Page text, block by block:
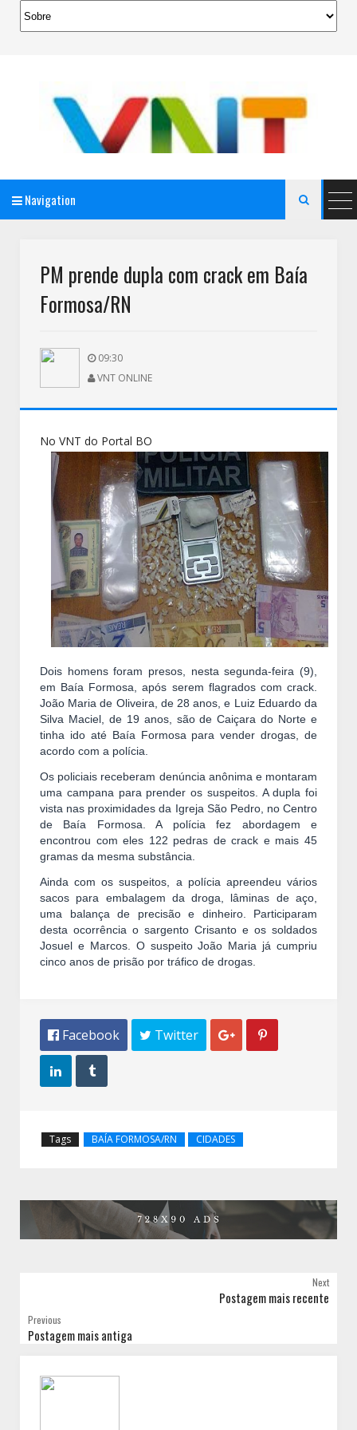
Navigation 
PM prende dupla com crack em Baía
Formosa/RN
09:30
VNT ONLINE
No VNT do Portal BO
Dois homens foram presos, nesta segunda-feira (9),
em Baía Formosa, após serem flagrados com crack.
João Maria de Oliveira, de 28 anos, e Luiz Eduardo da
Silva Maciel, de 19 anos, são de Caiçara do Norte e
tinha ido até Baía Formosa para vender drogas, de
acordo com a polícia.
Os policiais receberam denúncia anônima e montaram
uma campana para prender os suspeitos. A dupla foi
vista nas proximidades da Igreja São Pedro, no Centro
de Baía Formosa. A polícia fez abordagem e
encontrou com eles 122 pedras de crack e mais 45
gramas da mesma substância.
Ainda com os suspeitos, a polícia apreendeu vários
sacos para embalagem da droga, lâminas de aço,
uma balança de precisão e dinheiro. Participaram
desta ocorrência o sargento Crisanto e os soldados
Josuel e Marcos. O suspeito João Maria já cumpriu
cinco anos de prisão por tráfico de drogas.
 Facebook  Twitter  
 
Tags BAÍA FORMOSA/RN CIDADES
Next
Postagem mais recente
Previous
Postagem mais antiga